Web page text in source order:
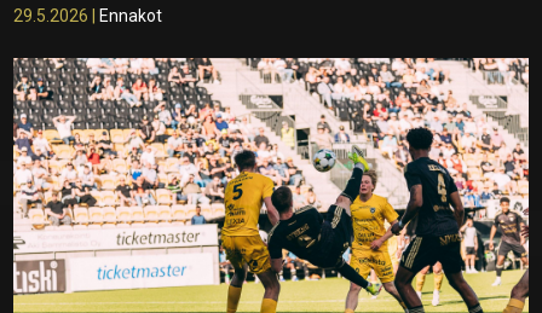
29.5.2026 Ennakot